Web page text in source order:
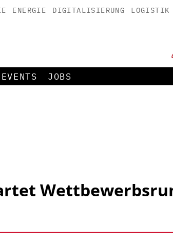
ENERGIE DIGITALISIERUNG LOGISTIK
EVENTS JOBS